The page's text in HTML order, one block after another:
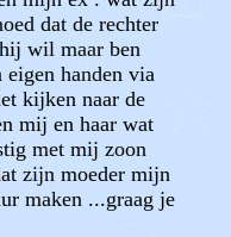
dat de rechter
wil maar ben
handen via
kijken naar de
mij en haar wat
met mij zoon
zijn moeder mijn
maken ...graag je